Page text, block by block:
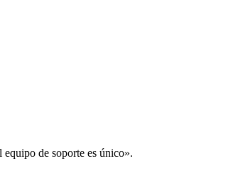
de soporte es único».